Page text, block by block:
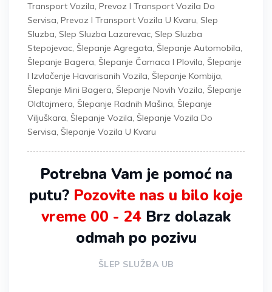
Transport Vozila, Prevoz I Transport Vozila Do
Servisa, Prevoz I Transport Vozila U Kvaru, Slep
Sluzba, Slep Sluzba Lazarevac, Slep Sluzba
Stepojevac, Šlepanje Agregata, Šlepanje Automobila,
Šlepanje Bagera, Šlepanje Čamaca I Plovila, Šlepanje
I Izvlačenje Havarisanih Vozila, Šlepanje Kombija,
Šlepanje Mini Bagera, Šlepanje Novih Vozila, Šlepanje
Oldtajmera, Šlepanje Radnih Mašina, Šlepanje
Viljuškara, Šlepanje Vozila, Šlepanje Vozila Do
Servisa, Šlepanje Vozila U Kvaru
Potrebna Vam je pomoć na
putu? Pozovite nas u bilo koje
vreme 00 - 24Brz dolazak
odmah po pozivu
ŠLEP SLUŽBA UB